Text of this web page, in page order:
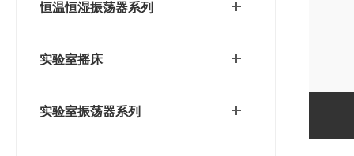
恒温恒湿振荡器系列
实验室摇床
实验室振荡器系列